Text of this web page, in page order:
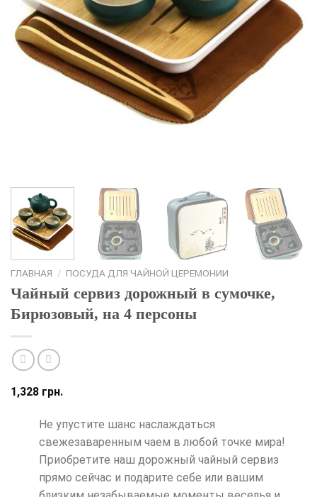
ГЛАВНАЯ / ПОСУДА ДЛЯ ЧАЙНОЙ ЦЕРЕМОНИИ
Чайный сервиз дорожный в сумочке,
Бирюзовый, на 4 персоны
1,328 грн.
Не упустите шанс наслаждаться
свежезаваренным чаем в любой точке мира!
Приобретите наш дорожный чайный сервиз
прямо сейчас и подарите себе или вашим